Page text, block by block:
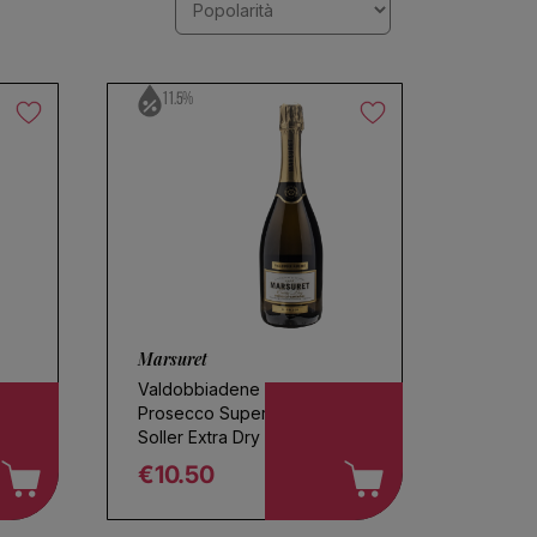
11.5%
Marsuret
Valdobbiadene
Prosecco Superiore Il
Soller Extra Dry
€10.50